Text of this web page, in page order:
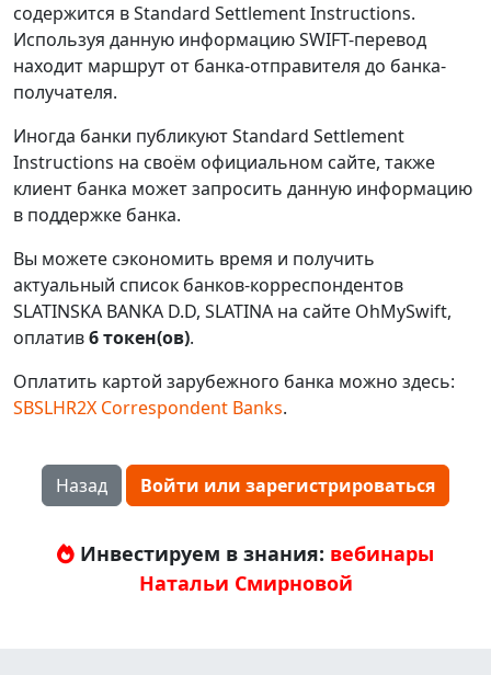
содержится в Standard Settlement Instructions.
Используя данную информацию SWIFT-перевод
находит маршрут от банка-отправителя до банка-
получателя.
Иногда банки публикуют Standard Settlement
Instructions на своём официальном сайте, также
клиент банка может запросить данную информацию
в поддержке банка.
Вы можете сэкономить время и получить
актуальный список банков-корреспондентов
SLATINSKA BANKA D.D, SLATINA на сайте OhMySwift,
оплатив6 токен(ов).
Оплатить картой зарубежного банка можно здесь:
SBSLHR2X Correspondent Banks.
Назад Войти или зарегистрироваться
Инвестируем в знания: вебинары
Натальи Смирновой